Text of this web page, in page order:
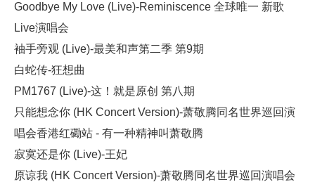
Goodbye My Love (Live)-Reminiscence 全球唯一 新歌
Live演唱会
袖手旁观 (Live)-最美和声第二季 第9期
白蛇传-狂想曲
PM1767 (Live)-这！就是原创 第八期
只能想念你 (HK Concert Version)-萧敬腾同名世界巡回演
唱会香港红磡站 - 有一种精神叫萧敬腾
寂寞还是你 (Live)-王妃
原谅我 (HK Concert Version)-萧敬腾同名世界巡回演唱会